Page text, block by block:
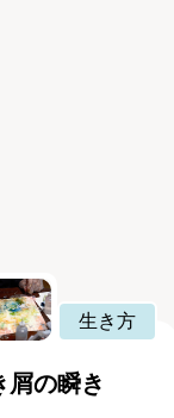
生き方
屑の瞬き